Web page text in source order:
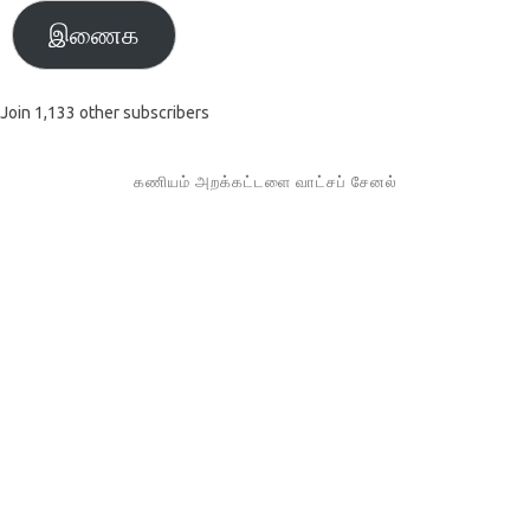
இணைக
Join 1,133 other subscribers
கணியம் அறக்கட்டளை வாட்சப் சேனல்